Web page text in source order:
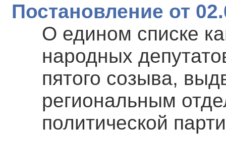
Постановление от
О едином списке
народных
пятого созыва,
региональным
политической